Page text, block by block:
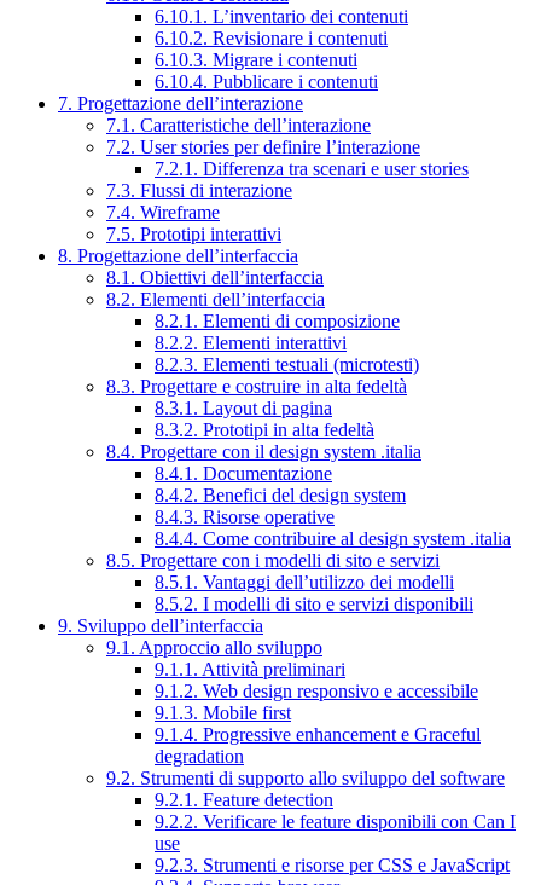
6.10.1. L’inventario dei contenuti
6.10.2. Revisionare i contenuti
6.10.3. Migrare i contenuti
6.10.4. Pubblicare i contenuti
7. Progettazione dell’interazione
7.1. Caratteristiche dell’interazione
7.2. User stories per definire l’interazione
7.2.1. Differenza tra scenari e user stories
7.3. Flussi di interazione
7.4. Wireframe
7.5. Prototipi interattivi
8. Progettazione dell’interfaccia
8.1. Obiettivi dell’interfaccia
8.2. Elementi dell’interfaccia
8.2.1. Elementi di composizione
8.2.2. Elementi interattivi
8.2.3. Elementi testuali (microtesti)
8.3. Progettare e costruire in alta fedeltà
8.3.1. Layout di pagina
8.3.2. Prototipi in alta fedeltà
8.4. Progettare con il design system .italia
8.4.1. Documentazione
8.4.2. Benefici del design system
8.4.3. Risorse operative
8.4.4. Come contribuire al design system .italia
8.5. Progettare con i modelli di sito e servizi
8.5.1. Vantaggi dell’utilizzo dei modelli
8.5.2. I modelli di sito e servizi disponibili
9. Sviluppo dell’interfaccia
9.1. Approccio allo sviluppo
9.1.1. Attività preliminari
9.1.2. Web design responsivo e accessibile
9.1.3. Mobile first
9.1.4. Progressive enhancement e Graceful
degradation
9.2. Strumenti di supporto allo sviluppo del software
9.2.1. Feature detection
9.2.2. Verificare le feature disponibili con Can I
use
9.2.3. Strumenti e risorse per CSS e JavaScript